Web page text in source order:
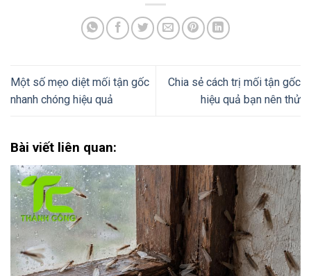
Một số mẹo diệt mối tận gốc
nhanh chóng hiệu quả
Chia sẻ cách trị mối tận gốc
hiệu quả bạn nên thử
Bài viết liên quan: